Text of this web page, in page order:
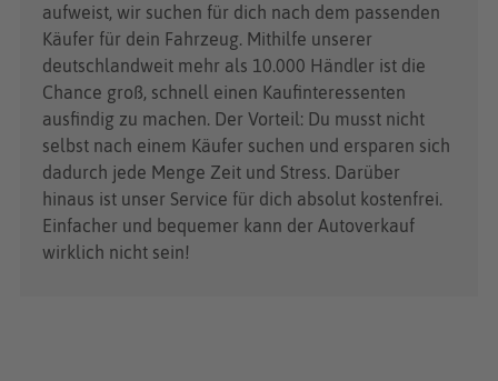
aufweist, wir suchen für dich nach dem passenden
Käufer für dein Fahrzeug. Mithilfe unserer
deutschlandweit mehr als 10.000 Händler ist die
Chance groß, schnell einen Kaufinteressenten
ausfindig zu machen. Der Vorteil: Du musst nicht
selbst nach einem Käufer suchen und ersparen sich
dadurch jede Menge Zeit und Stress. Darüber
hinaus ist unser Service für dich absolut kostenfrei.
Einfacher und bequemer kann der Autoverkauf
wirklich nicht sein!